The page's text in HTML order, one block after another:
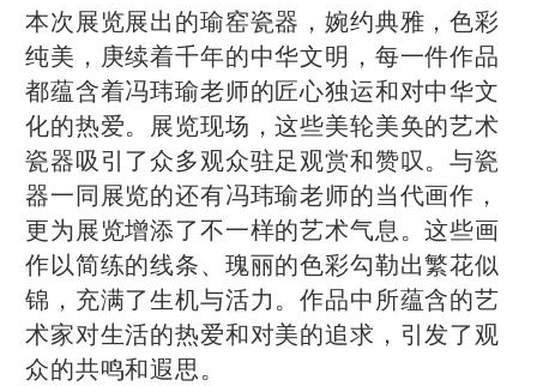
本次展览展出的瑜窑瓷器，婉约典雅，色彩
纯美，庚续着千年的中华文明，每一件作品
都蕴含着冯玮瑜老师的匠心独运和对中华文
化的热爱。展览现场，这些美轮美奂的艺术
瓷器吸引了众多观众驻足观赏和赞叹。与瓷
器一同展览的还有冯玮瑜老师的当代画作，
更为展览增添了不一样的艺术气息。这些画
作以简练的线条、瑰丽的色彩勾勒出繁花似
锦，充满了生机与活力。作品中所蕴含的艺
术家对生活的热爱和对美的追求，引发了观
众的共鸣和遐思。